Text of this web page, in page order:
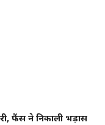
फैंस ने निकाली भड़ास